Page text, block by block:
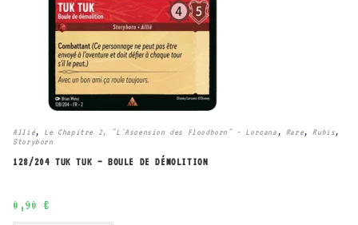
Allié, Le Chapitre 2, "L'Ascension des Floodborn" - Lorcana , Rare, Rubis,
Storyborn
128/204 TUK TUK – BOULE DE DÉMOLITION
0,90 €